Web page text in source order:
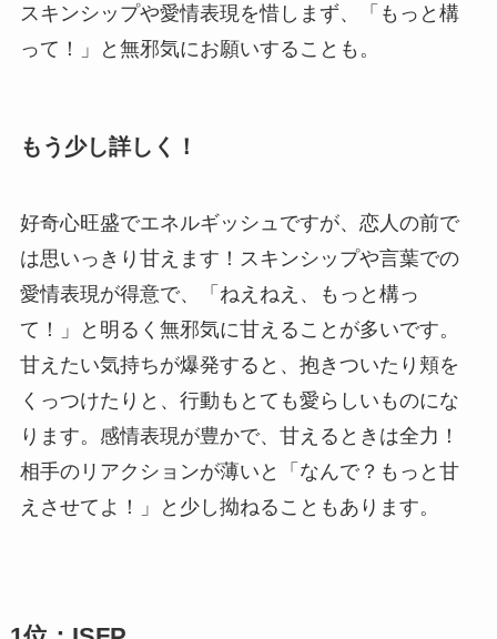
スキンシップや愛情表現を惜しまず、「もっと構
って！」と無邪気にお願いすることも。
もう少し詳しく！
好奇心旺盛でエネルギッシュですが、恋人の前で
は思いっきり甘えます！スキンシップや言葉での
愛情表現が得意で、「ねえねえ、もっと構っ
て！」と明るく無邪気に甘えることが多いです。
甘えたい気持ちが爆発すると、抱きついたり頬を
くっつけたりと、行動もとても愛らしいものにな
ります。感情表現が豊かで、甘えるときは全力！
相手のリアクションが薄いと「なんで？もっと甘
えさせてよ！」と少し拗ねることもあります。